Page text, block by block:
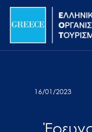
Σημείωση:
ιστότοπος
προσβασιμότητας.
Μετάβαση
περιεχόμενο
16/01/2023